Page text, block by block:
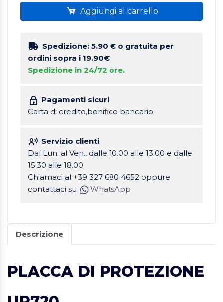
Aggiungi al carrello
Spedizione: 5.90 €o gratuita per
ordini sopra i 19.90€
Spedizione in 24/72 ore.
Pagamenti sicuri
Carta di credito,bonifico bancario
Servizio clienti
Dal Lun. al Ven., dalle 10.00 alle 13.00 e dalle
15.30 alle 18.00
Chiamaci al +39 327 680 4652 oppure
contattaci su
WhatsApp
Descrizione
PLACCA DI PROTEZIONE